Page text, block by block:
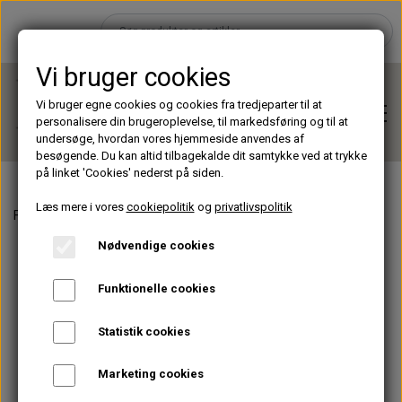
Brands
Forside Accessories Tape Silicone tape - bredde 1,25 cm
Vi bruger cookies
Vi bruger egne cookies og cookies fra tredjeparter til at
personalisere din brugeroplevelse, til markedsføring og til at
undersøge, hvordan vores hjemmeside anvendes af
besøgende. Du kan altid tilbagekalde dit samtykke ved at trykke
på linket 'Cookies' nederst på siden.
Læs mere i vores cookiepolitikog privatlivspolitik
Nødvendige cookies
Funktionelle cookies
Statistik cookies
Marketing cookies